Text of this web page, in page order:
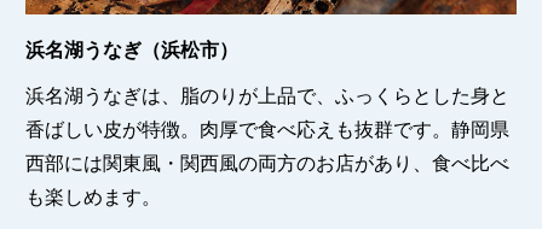
浜名湖うなぎ（浜松市）
浜名湖うなぎは、脂のりが上品で、ふっくらとした身と
香ばしい皮が特徴。肉厚で食べ応えも抜群です。静岡県
西部には関東風・関西風の両方のお店があり、食べ比べ
も楽しめます。